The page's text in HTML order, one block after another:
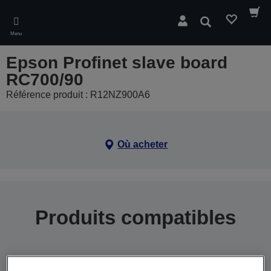
main
content
Menu
Rechercher
Epson Profinet slave board
RC700/90
Référence produit : R12NZ900A6
Où acheter
Produits compatibles